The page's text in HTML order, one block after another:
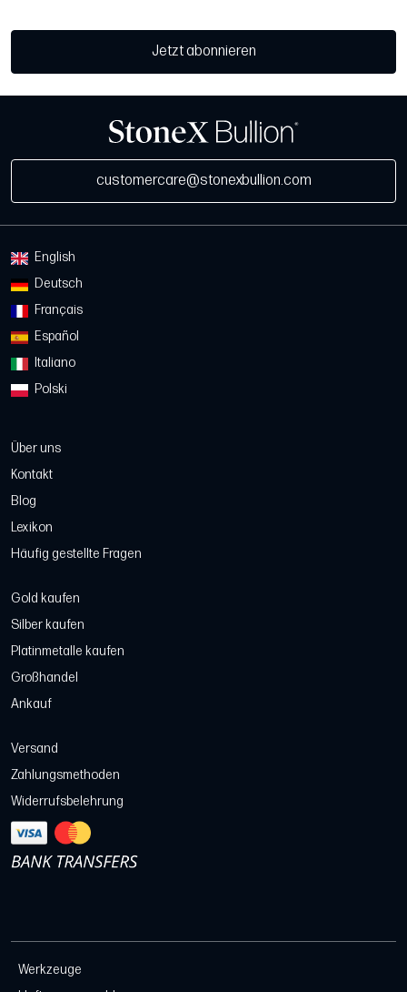
Jetzt abonnieren
customercare@stonexbullion.com
English
Deutsch
Français
Español
Italiano
Polski
Über uns
Kontakt
Blog
Lexikon
Häufig gestellte Fragen
Gold kaufen
Silber kaufen
Platinmetalle kaufen
Großhandel
Ankauf
Versand
Zahlungsmethoden
Widerrufsbelehrung
Werkzeuge